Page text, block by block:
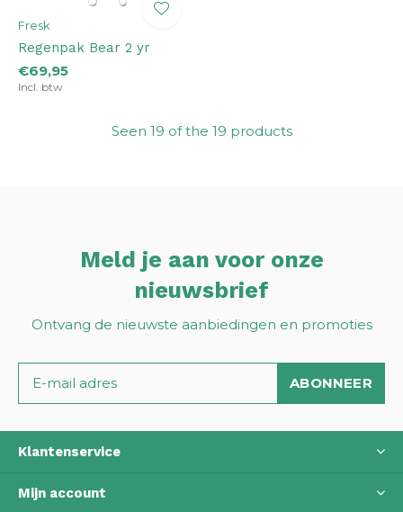
Fresk
Regenpak Bear 2 yr
€69,95
Incl. btw
Seen 19 of the 19 products
Meld je aan voor onze
nieuwsbrief
Ontvang de nieuwste aanbiedingen en promoties
ABONNEER
Klantenservice
Mijn account